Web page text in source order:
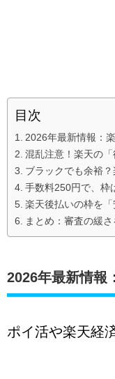
目次
2026年最新情報：
混乱注意！楽天の
ブラックでも余裕
手数料250円で、枠
楽天後払いの枠を
まとめ：審査の緩
2026年最新情報
ポイ活や楽天経